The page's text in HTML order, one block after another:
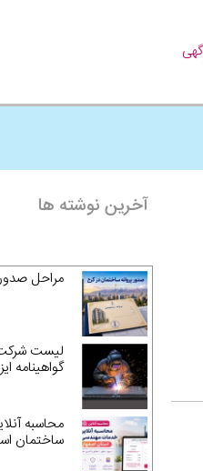
آخرین نوشته ها
مراحل
لیست
گواهینامه ایزو
محاسبه
ساختمان